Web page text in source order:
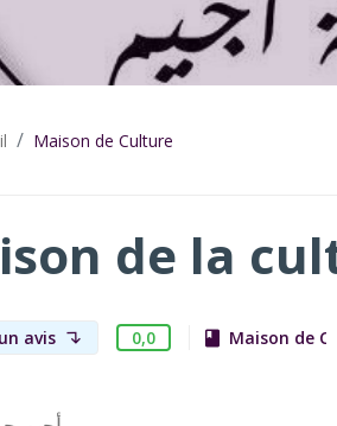
Maison de Culture
de la
avis subdirectory_arrow_left 0,0 book Maison de